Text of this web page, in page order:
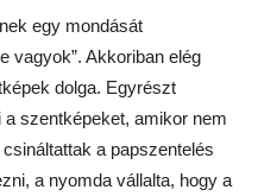
egy mondását
vagyok”. Akkoriban elég
dolga. Egyrészt
szentképeket, amikor nem
a papszentelés
a nyomda vállalta, hogy a